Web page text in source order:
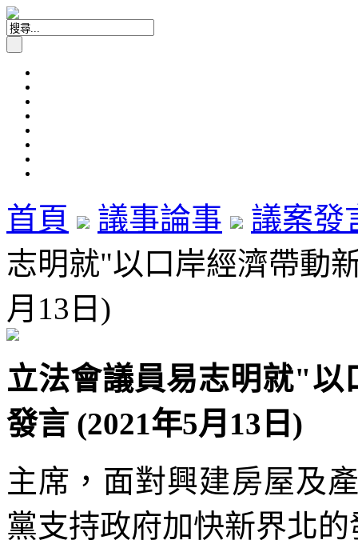
首頁 議事論事
議案發
志明就"以口岸經濟帶動
月13日)
立法會議員易志明就"
發言 (2021年5月13日)
主席，面對興建房屋及
黨支持政府加快新界北的